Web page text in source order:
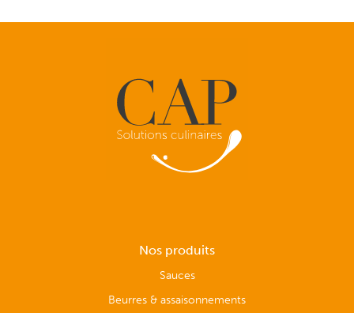
Nos produits
Sauces
Beurres & assaisonnements